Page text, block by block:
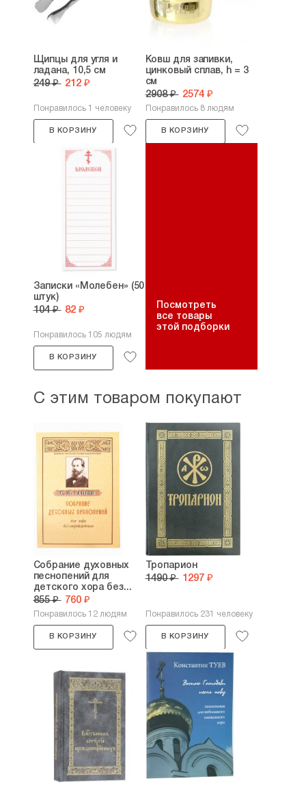
Щипцы для угля и
ладана, 10,5 см
249 ₽ 212 ₽
Понравилось 1 человеку
В КОРЗИНУ
Ковш для запивки,
цинковый сплав, h = 3
см
2908 ₽ 2574 ₽
Понравилось 8 людям
В КОРЗИНУ
Записки «Молебен» (50
штук)
104 ₽ 82 ₽
Понравилось 105 людям
В КОРЗИНУ
Посмотреть
все товары
этой подборки
С этим товаром покупают
Собрание духовных
песнопений для
детского хора без...
855 ₽ 760 ₽
Понравилось 12 людям
В КОРЗИНУ
Тропарион
1490 ₽ 1297 ₽
Понравилось 231 человеку
В КОРЗИНУ